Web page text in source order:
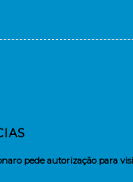
pede autorização para